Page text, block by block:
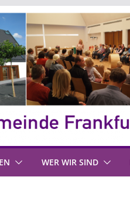
WER WIR SIND